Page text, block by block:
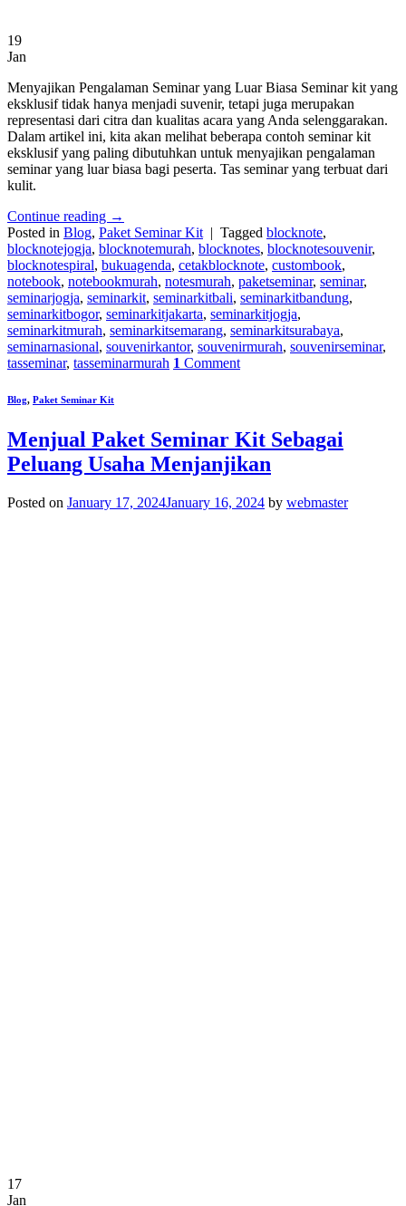
19
Jan
Menyajikan Pengalaman Seminar yang Luar Biasa Seminar kit yang
eksklusif tidak hanya menjadi suvenir, tetapi juga merupakan
representasi dari citra dan kualitas acara yang Anda selenggarakan.
Dalam artikel ini, kita akan melihat beberapa contoh seminar kit
eksklusif yang paling dibutuhkan untuk menyajikan pengalaman
seminar yang luar biasa bagi peserta. Tas seminar yang terbuat dari
kulit.
Continue reading →
Posted in Blog, Paket Seminar Kit | Tagged blocknote,
blocknotejogja, blocknotemurah, blocknotes, blocknotesouvenir,
blocknotespiral, bukuagenda, cetakblocknote, custombook,
notebook, notebookmurah, notesmurah, paketseminar, seminar,
seminarjogja, seminarkit, seminarkitbali, seminarkitbandung,
seminarkitbogor, seminarkitjakarta, seminarkitjogja,
seminarkitmurah, seminarkitsemarang, seminarkitsurabaya,
seminarnasional, souvenirkantor, souvenirmurah, souvenirseminar,
tasseminar, tasseminarmurah 1 Comment
Blog, Paket Seminar Kit
Menjual Paket Seminar Kit Sebagai
Peluang Usaha Menjanjikan
Posted on January 17, 2024January 16, 2024 by webmaster
17
Jan